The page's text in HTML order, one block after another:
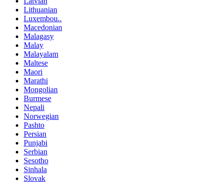
Lithuanian
Luxembou..
Macedonian
Malagasy
Malay
Malayalam
Maltese
Maori
Marathi
Mongolian
Burmese
Nepali
Norwegian
Pashto
Persian
Punjabi
Serbian
Sesotho
Sinhala
Slovak